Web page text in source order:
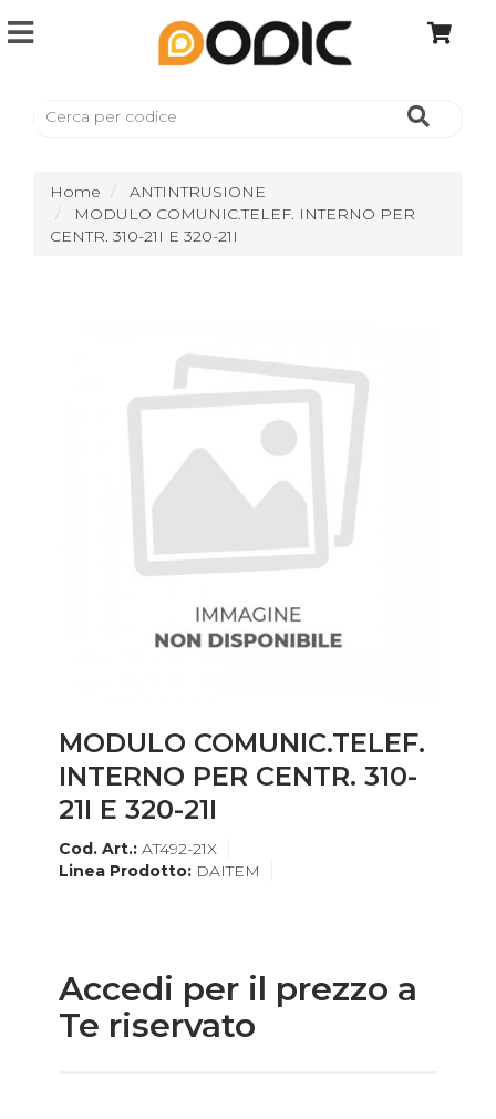
Home
ANTINTRUSIONE
MODULO COMUNIC.TELEF. INTERNO PER
CENTR. 310-21I E 320-21I
MODULO COMUNIC.TELEF.
INTERNO PER CENTR. 310-
21I E 320-21I
Cod. Art.: AT492-21X
Linea Prodotto: DAITEM
Accedi per il prezzo a
Te riservato